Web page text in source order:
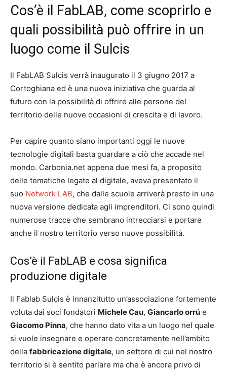
Cos’è il FabLAB, come scoprirlo e
quali possibilità può offrire in un
luogo come il Sulcis
Il FabLAB Sulcis verrà inaugurato il 3 giugno 2017 a
Cortoghiana ed è una nuova iniziativa che guarda al
futuro con la possibilità di offrire alle persone del
territorio delle nuove occasioni di crescita e di lavoro.
Per capire quanto siano importanti oggi le nuove
tecnologie digitali basta guardare a ciò che accade nel
mondo. Carbonia.net appena due mesi fa, a proposito
delle tematiche legate al digitale, aveva presentato il
suo Network LAB, che dalle scuole arriverà presto in una
nuova versione dedicata agli imprenditori. Ci sono quindi
numerose tracce che sembrano intrecciarsi e portare
anche il nostro territorio verso nuove possibilità.
Cos’è il FabLAB e cosa significa
produzione digitale
Il Fablab Sulcis è innanzitutto un’associazione fortemente
voluta dai soci fondatori Michele Cau, Giancarlo orrú e
Giacomo Pinna, che hanno dato vita a un luogo nel quale
si vuole insegnare e operare concretamente nell’ambito
della fabbricazione digitale, un settore di cui nel nostro
territorio si è sentito parlare ma che è ancora privo di